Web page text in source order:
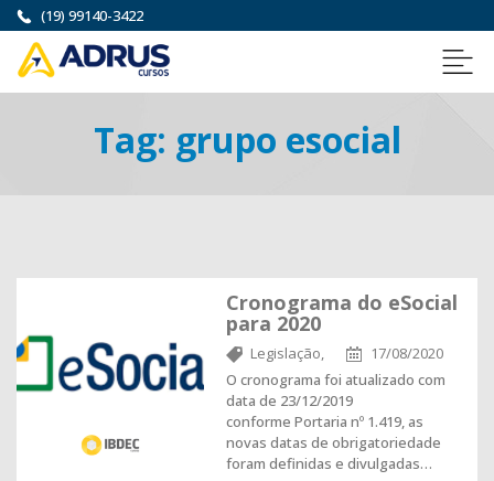
(19) 99140-3422
Tag: grupo esocial
Cronograma do eSocial
para 2020
Legislação,
17/08/2020
O cronograma foi atualizado com
data de 23/12/2019
conforme Portaria nº 1.419, as
novas datas de obrigatoriedade
foram definidas e divulgadas…